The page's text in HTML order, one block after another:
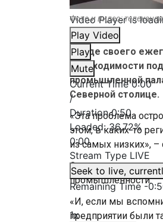
Video Player is
Play Video
Play
Mute
Current Time0:00
/
Duration0:50
Loaded:36.72%
0:00
Stream Type LIVE
Seek to live,
Remaining Time-
1x
Фото и видео:
В ходе своего
необходимости
промышленной
Северной столице.
«Эта проблема
этом, в каких-то
из самых низких»,
Он подчеркнул –
промышленности.
«И, если мы
предприятии были